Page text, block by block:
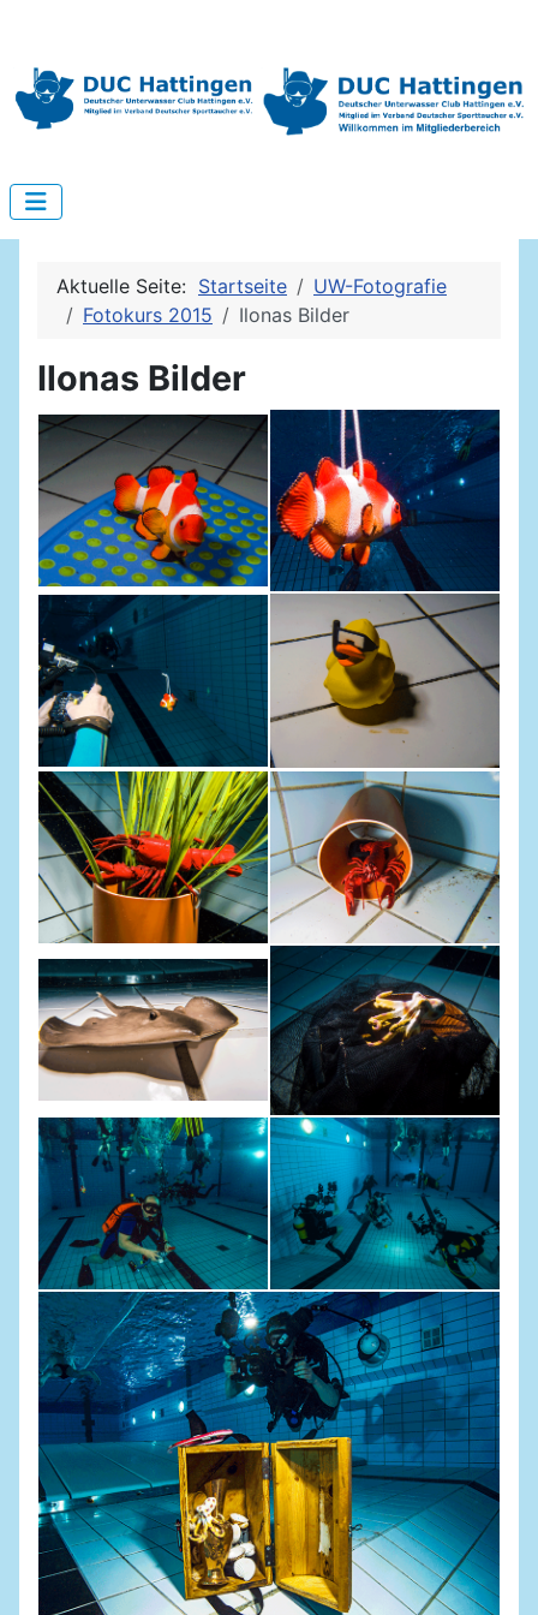
Aktuelle Seite: Startseite
UW-Fotografie
Fotokurs 2015
Ilonas Bilder
Ilonas Bilder